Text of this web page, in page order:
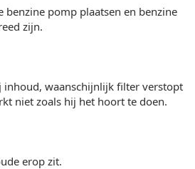
benzine pomp plaatsen en benzine
zijn.
inhoud, waanschijnlijk filter verstopt
niet zoals hij het hoort te doen.
erop zit.